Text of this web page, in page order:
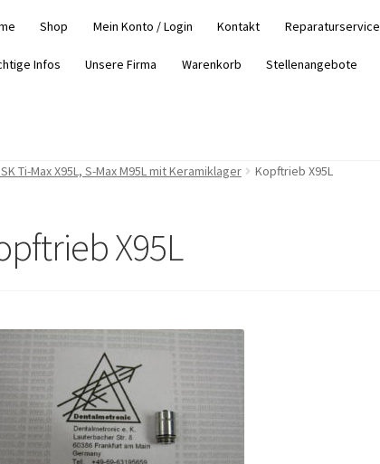
Shop Mein Konto / Login Kontakt Reparaturservice
Infos Unsere Firma Warenkorb Stellenangebote
Ti-Max X95L, S-Max M95L mit Keramiklager Kopftrieb X95L
X95L